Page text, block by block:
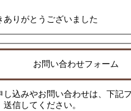
ありがとうございました
お問い合わせフォーム
し込みやお問い合わせは、下記
信してください。